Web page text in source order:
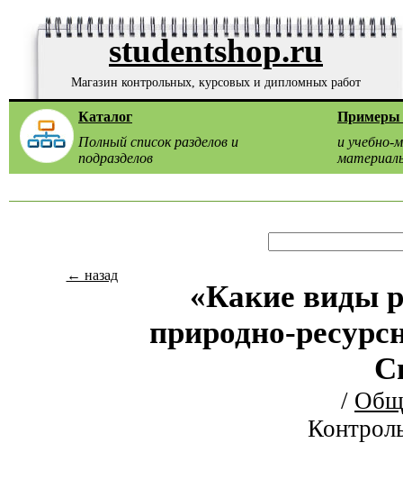
studentshop.ru
Магазин контрольных, курсовых и дипломных работ
Каталог
Полный список разделов и
подразделов
Примеры
и учебно-
← назад
«Какие виды
природно-
/